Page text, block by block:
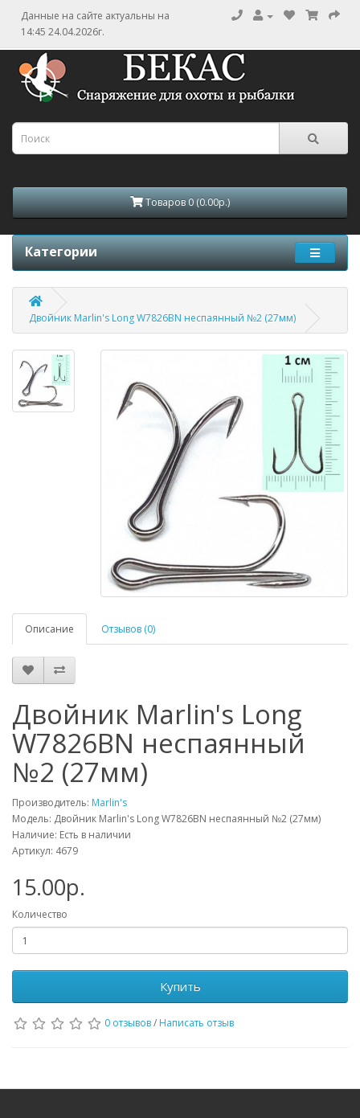
Данные на сайте актуальны на
14:45 24.04.2026г.
Товаров 0 (0.00р.)
Категории
Двойник Marlin's Long W7826BN неспаянный №2 (27мм)
Описание Отзывов (0)
Двойник Marlin's Long
W7826BN неспаянный
№2 (27мм)
Производитель: Marlin's
Модель: Двойник Marlin's Long W7826BN неспаянный №2 (27мм)
Наличие: Есть в наличии
Артикул: 4679
15.00р.
Количество
Купить
0 отзывов/ Написать отзыв